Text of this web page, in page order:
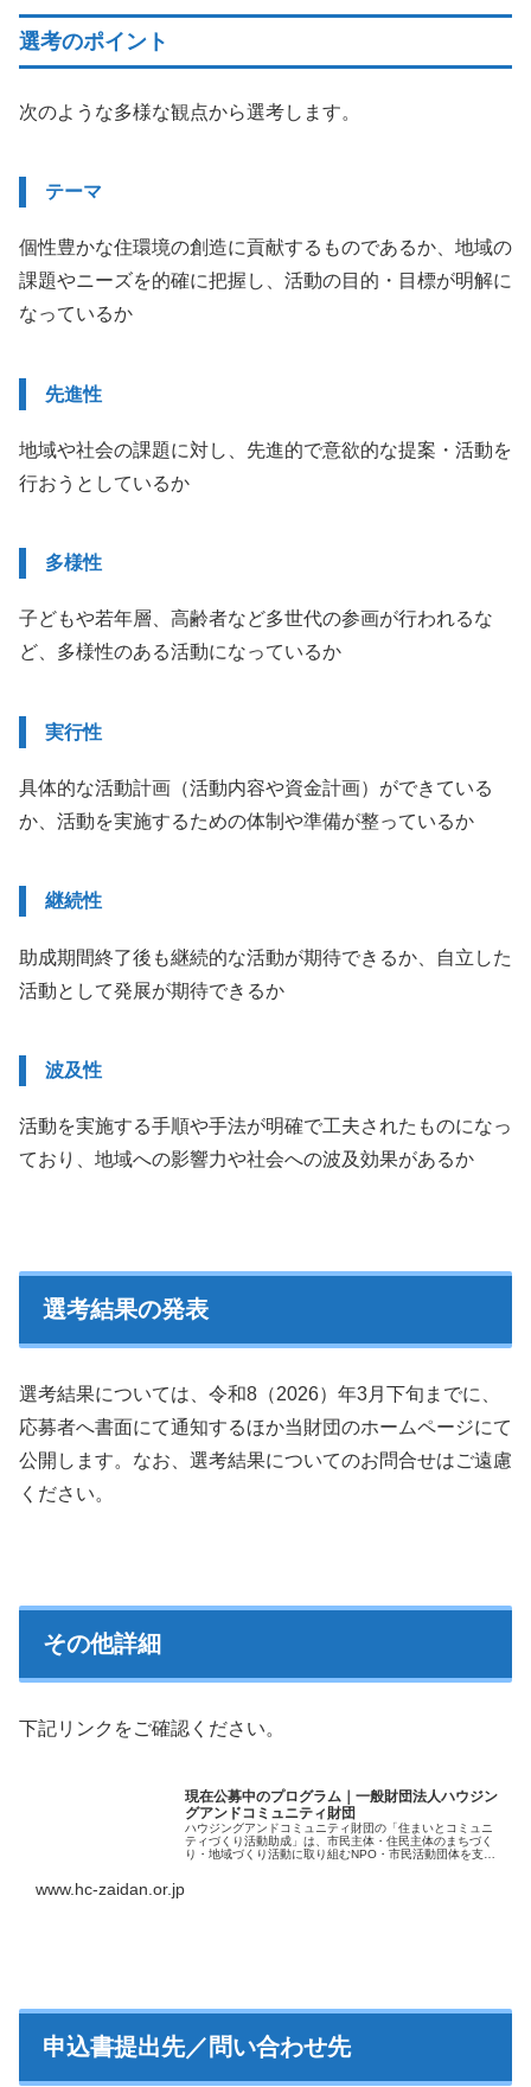
選考のポイント
次のような多様な観点から選考します。
テーマ
個性豊かな住環境の創造に貢献するものであるか、地域の
課題やニーズを的確に把握し、活動の目的・目標が明解に
なっているか
先進性
地域や社会の課題に対し、先進的で意欲的な提案・活動を
行おうとしているか
多様性
子どもや若年層、高齢者など多世代の参画が行われるな
ど、多様性のある活動になっているか
実行性
具体的な活動計画（活動内容や資金計画）ができている
か、活動を実施するための体制や準備が整っているか
継続性
助成期間終了後も継続的な活動が期待できるか、自立した
活動として発展が期待できるか
波及性
活動を実施する手順や手法が明確で工夫されたものになっ
ており、地域への影響力や社会への波及効果があるか
選考結果の発表
選考結果については、令和8（2026）年3月下旬までに、
応募者へ書面にて通知するほか当財団のホームページにて
公開します。なお、選考結果についてのお問合せはご遠慮
ください。
その他詳細
下記リンクをご確認ください。
現在公募中のプログラム｜一般財団法人ハウジン
グアンドコミュニティ財団
ハウジングアンドコミュニティ財団の「住まいとコミュニ
ティづくり活動助成」は、市民主体・住民主体のまちづく
り・地域づくり活動に取り組むNPO・市民活動団体を支援
www.hc-zaidan.or.jp
申込書提出先／問い合わせ先